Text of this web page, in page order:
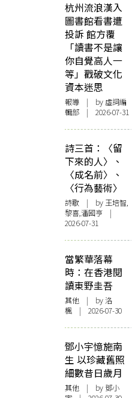
杭州流浪漢入
圖書館看書遭
投訴 館方覆
「讀書不是讓
你自覺高人一
等」戳破文化
資本迷思
報導 | by 虛詞編
輯部 | 2026-07-31
詩三首：〈留
下來的人〉、
〈成名前〉、
〈行為藝術〉
詩歌 | by 王培智,
黎喜,潘國亨 |
2026-07-31
當繁華落幕
時：在香港閱
讀東野圭吾
其他 | by洛
楓 | 2026-07-30
鄧小宇憶施南
生 以珍藏舊照
細數昔日歲月
其他 | by 鄧小